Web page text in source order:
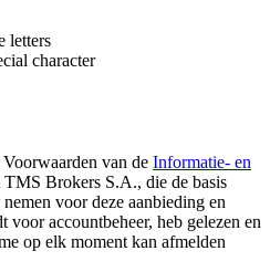
letters
character
van de Informatie- en
Brokers S.A., die de basis
voor deze aanbieding en
voor accountbeheer, heb gelezen en
op elk moment kan afmelden